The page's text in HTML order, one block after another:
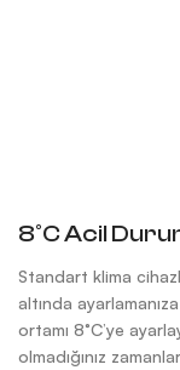
8°C Acil
Standart klima
altında
ortamı 8°C’ye
olmadığınız